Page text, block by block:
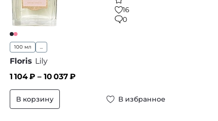
16
0
100 мл ...
Floris Lily
1 104₽ – 10 037₽
В корзину В избранное